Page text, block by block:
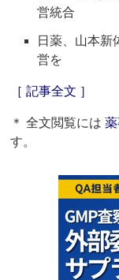
営統合
日薬、山本新
営を
［ 記事全文 ］
＊ 全文閲覧には
す。